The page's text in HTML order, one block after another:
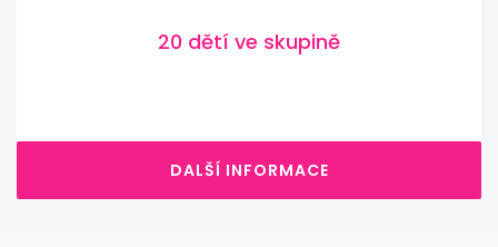
20 dětí ve skupině
DALŠÍ INFORMACE